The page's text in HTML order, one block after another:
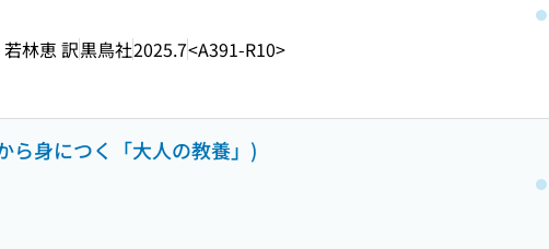
林恵 訳黒鳥社2025.7<A391-R10>
ら身につく「大人の教養」)